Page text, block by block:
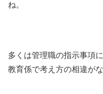
ね。
多くは管理職の指示事項
教育係で考え方の相違が